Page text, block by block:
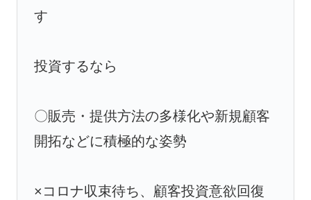
す
投資するなら
〇販売・提供方法の多様化や新規顧客
開拓などに積極的な姿勢
×コロナ収束待ち、顧客投資意欲回復